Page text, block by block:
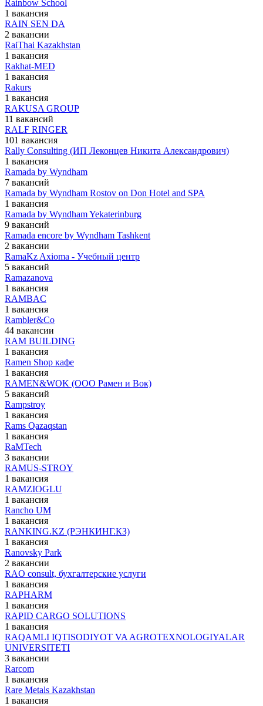
Rainbow School
1 вакансия
RAIN SEN DA
2 вакансии
RaiThai Kazakhstan
1 вакансия
Rakhat-MED
1 вакансия
Rakurs
1 вакансия
RAKUSA GROUP
11 вакансий
RALF RINGER
101 вакансия
Rally Consulting (ИП Леконцев Никита Александрович)
1 вакансия
Ramada by Wyndham
7 вакансий
Ramada by Wyndham Rostov on Don Hotel and SPA
1 вакансия
Ramada by Wyndham Yekaterinburg
9 вакансий
Ramada encore by Wyndham Tashkent
2 вакансии
RamaKz Axioma - Учебный центр
5 вакансий
Ramazanova
1 вакансия
RAMBAC
1 вакансия
Rambler&Co
44 вакансии
RAM BUILDING
1 вакансия
Ramen Shop кафе
1 вакансия
RAMEN&WOK (ООО Рамен и Вок)
5 вакансий
Rampstroy
1 вакансия
Rams Qazaqstan
1 вакансия
RaMTech
3 вакансии
RAMUS-STROY
1 вакансия
RAMZIOGLU
1 вакансия
Rancho UM
1 вакансия
RANKING.KZ (РЭНКИНГ.КЗ)
1 вакансия
Ranovsky Park
2 вакансии
RAO consult, бухгалтерские услуги
1 вакансия
RAPHARM
1 вакансия
RAPID CARGO SOLUTIONS
1 вакансия
RAQAMLI IQTISODIYOT VA AGROTEXNOLOGIYALAR
UNIVERSITETI
3 вакансии
Rarcom
1 вакансия
Rare Metals Kazakhstan
1 вакансия